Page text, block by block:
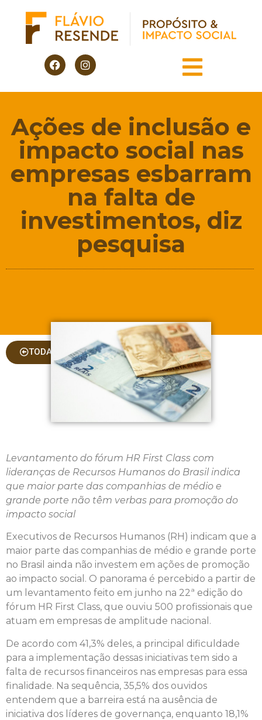
Ações de inclusão e
impacto social nas
empresas esbarram
na falta de
investimentos, diz
pesquisa
TODAS AS COLUNAS
Levantamento do fórum HR First Class com
lideranças de Recursos Humanos do Brasil indica
que maior parte das companhias de médio e
grande porte não têm verbas para promoção do
impacto social
Executivos de Recursos Humanos (RH) indicam que a
maior parte das companhias de médio e grande porte
no Brasil ainda não investem em ações de promoção
ao impacto social. O panorama é percebido a partir de
um levantamento feito em junho na 22ª edição do
fórum HR First Class, que ouviu 500 profissionais que
atuam em empresas de amplitude nacional.
De acordo com 41,3% deles, a principal dificuldade
para a implementação dessas iniciativas tem sido a
falta de recursos financeiros nas empresas para essa
finalidade. Na sequência, 35,5% dos ouvidos
entendem que a barreira está na ausência de
iniciativa dos líderes de governança, enquanto 18,1%